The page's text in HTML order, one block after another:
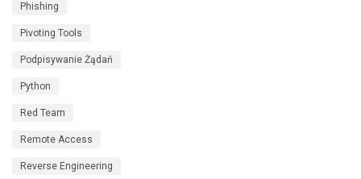
Phishing
Pivoting Tools
Podpisywanie Żądań
Python
Red Team
Remote Access
Reverse Engineering